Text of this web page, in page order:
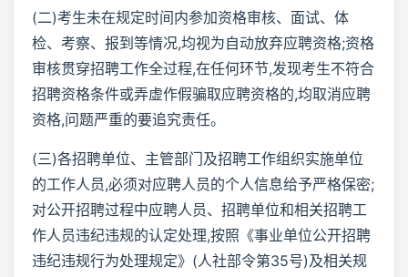
(二)考生未在规定时间内参加资格审核、面试、体
检、考察、报到等情况,均视为自动放弃应聘资格;资格
审核贯穿招聘工作全过程,在任何环节,发现考生不符合
招聘资格条件或弄虚作假骗取应聘资格的,均取消应聘
资格,问题严重的要追究责任。
(三)各招聘单位、主管部门及招聘工作组织实施单位
的工作人员,必须对应聘人员的个人信息给予严格保密;
对公开招聘过程中应聘人员、招聘单位和相关招聘工
作人员违纪违规的认定处理,按照《事业单位公开招聘
违纪违规行为处理规定》(人社部令第35号)及相关规